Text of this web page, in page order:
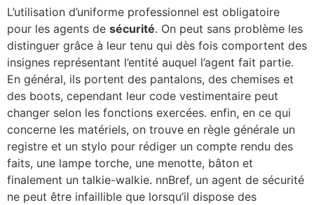
L’utilisation d’uniforme professionnel est obligatoire
pour les agents de sécurité. On peut sans problème les
distinguer grâce à leur tenu qui dès fois comportent des
insignes représentant l’entité auquel l’agent fait partie.
En général, ils portent des pantalons, des chemises et
des boots, cependant leur code vestimentaire peut
changer selon les fonctions exercées. enfin, en ce qui
concerne les matériels, on trouve en règle générale un
registre et un stylo pour rédiger un compte rendu des
faits, une lampe torche, une menotte, bâton et
finalement un talkie-walkie. nnBref, un agent de sécurité
ne peut être infaillible que lorsqu’il dispose des